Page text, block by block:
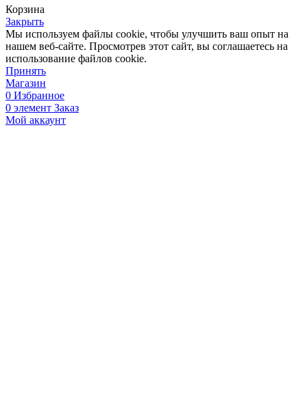
Корзина
Закрыть
Мы используем файлы cookie, чтобы улучшить ваш опыт на
нашем веб-сайте. Просмотрев этот сайт, вы соглашаетесь на
использование файлов cookie.
Принять
Магазин
0 Избранное
0 элемент Заказ
Мой аккаунт